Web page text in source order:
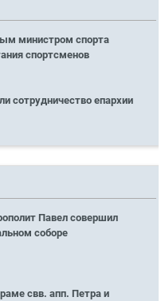
министром спорта
спортсменов
сотрудничество епархии
Павел совершил
соборе
свв. апп. Петра и